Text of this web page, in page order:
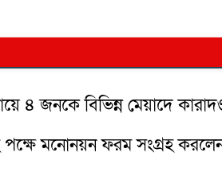
৪ জনকে বিভিন্ন মেয়াদে
মনোনয়ন ফরম সংগ্রহ করলেন